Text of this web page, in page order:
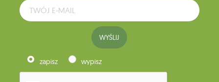
WYŚLIJ
zapisz wypisz